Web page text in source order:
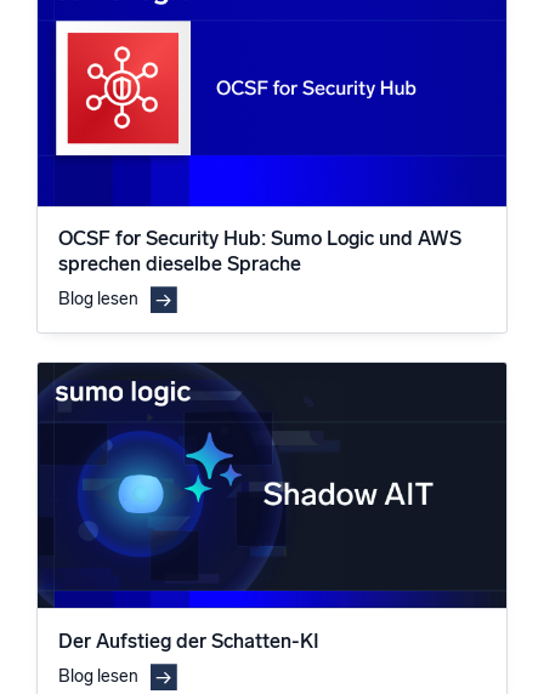
OCSF for Security Hub: Sumo Logic und AWS
sprechen dieselbe Sprache
Blog lesen
Der Aufstieg der Schatten-KI
Blog lesen